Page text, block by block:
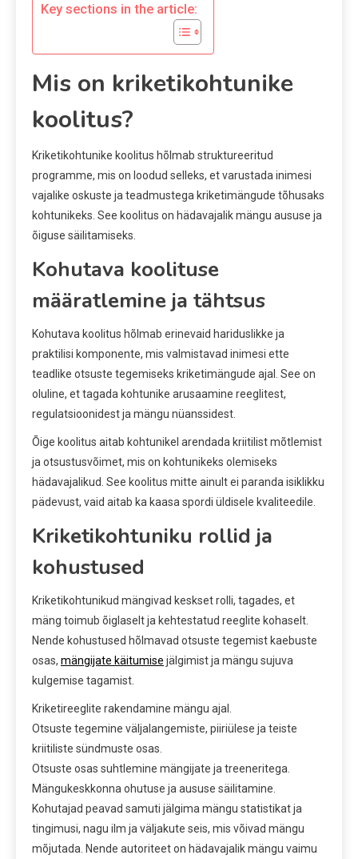
Key sections in the article:
Mis on kriketikohtunike
koolitus?
Kriketikohtunike koolitus hõlmab struktureeritud
programme, mis on loodud selleks, et varustada inimesi
vajalike oskuste ja teadmustega kriketimängude tõhusaks
kohtunikeks. See koolitus on hädavajalik mängu aususe ja
õiguse säilitamiseks.
Kohutava koolituse
määratlemine ja tähtsus
Kohutava koolitus hõlmab erinevaid hariduslikke ja
praktilisi komponente, mis valmistavad inimesi ette
teadlike otsuste tegemiseks kriketimängude ajal. See on
oluline, et tagada kohtunike arusaamine reeglitest,
regulatsioonidest ja mängu nüanssidest.
Õige koolitus aitab kohtunikel arendada kriitilist mõtlemist
ja otsustusvõimet, mis on kohtunikeks olemiseks
hädavajalikud. See koolitus mitte ainult ei paranda isiklikku
pädevust, vaid aitab ka kaasa spordi üldisele kvaliteedile.
Kriketikohtuniku rollid ja
kohustused
Kriketikohtunikud mängivad keskset rolli, tagades, et
mäng toimub õiglaselt ja kehtestatud reeglite kohaselt.
Nende kohustused hõlmavad otsuste tegemist kaebuste
osas, mängijate käitumise jälgimist ja mängu sujuva
kulgemise tagamist.
Kriketireeglite rakendamine mängu ajal.
Otsuste tegemine väljalangemiste, piiriülese ja teiste
kriitiliste sündmuste osas.
Otsuste osas suhtlemine mängijate ja treeneritega.
Mängukeskkonna ohutuse ja aususe säilitamine.
Kohutajad peavad samuti jälgima mängu statistikat ja
tingimusi, nagu ilm ja väljakute seis, mis võivad mängu
mõjutada. Nende autoriteet on hädavajalik mängu vaimu